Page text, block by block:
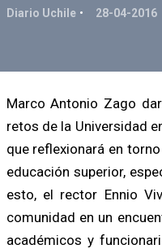
Diario Uchile 28-04-2016
Marco Antonio Zago
retos de la Universidad
que reflexionará en
educación superior,
esto, el rector Ennio
comunidad en un
académicos y